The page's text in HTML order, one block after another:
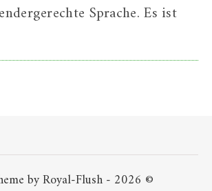
Sprache. Es ist
by Royal-Flush - 2026 ©